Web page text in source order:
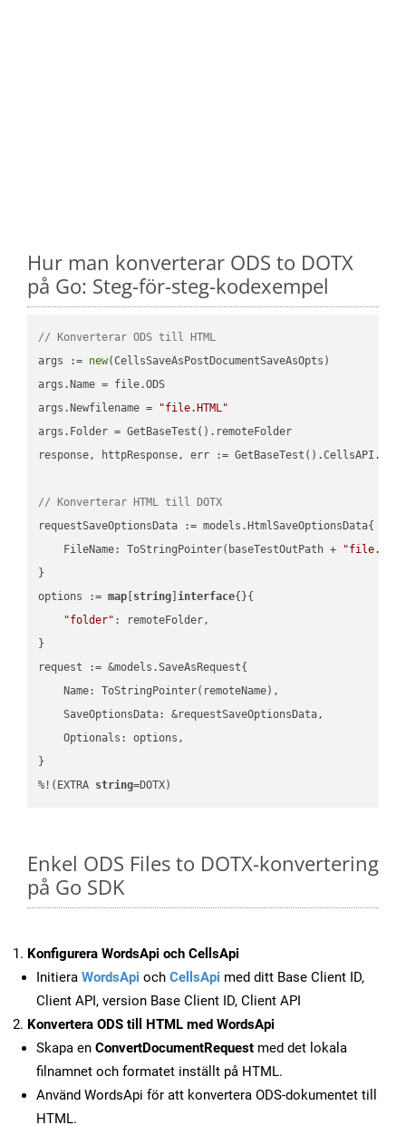
Hur man konverterar ODS to DOTX
på Go: Steg-för-steg-kodexempel
// Konverterar ODS till HTML
args := new(CellsSaveAsPostDocumentSaveAsOpts)
args.Name = file.ODS
args.Newfilename =
"file.HTML"
args.Folder = GetBaseTest().remoteFolder
response, httpResponse, err :=
// Konverterar HTML till DOTX
requestSaveOptionsData := models.HtmlSaveOptionsData{
    FileName: ToStringPointer(baseTestOutPath +
}
options := map string ]interface{}{
"folder" : remoteFolder,
}
request := &models.SaveAsRequest{
    Name: ToStringPointer(remoteName),
    SaveOptionsData: &requestSaveOptionsData,
    Optionals: options,
}
%!(EXTRA string=DOTX)
Enkel ODS Files to DOTX-konvertering
på Go SDK
Konfigurera WordsApi och CellsApi
Initiera WordsApi och CellsApi med ditt Base Client ID,
Client API, version Base Client ID, Client API
Konvertera ODS till HTML med WordsApi
Skapa en ConvertDocumentRequest med det lokala
filnamnet och formatet inställt på HTML.
Använd WordsApi för att konvertera ODS-dokumentet till
HTML.